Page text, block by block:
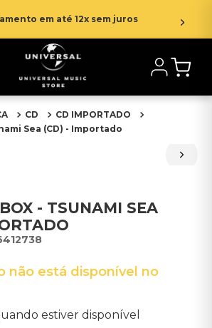
em até 12x sem juros
CD
CD IMPORTADO
Sea (CD) - Importado
- TSUNAMI SEA
não está disponível no
estiver disponível